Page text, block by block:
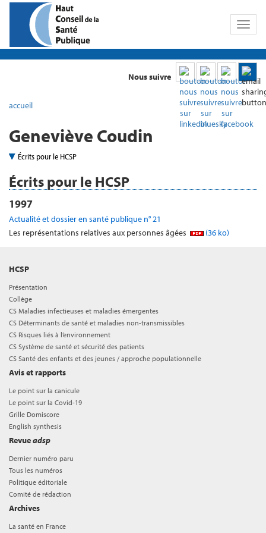
Toggle
Nous suivre
accueil
Geneviève Coudin
Écrits pour le HCSP
Écrits pour le HCSP
1997
Actualité et dossier en santé publique n° 21
Les représentations relatives aux personnes âgées
(36 ko)
HCSP
Présentation
Collège
CS Maladies infectieuses et maladies émergentes
CS Déterminants de santé et maladies non-transmissibles
CS Risques liés à l’environnement
CS Système de santé et sécurité des patients
CS Santé des enfants et des jeunes / approche populationnelle
Avis et rapports
Le point sur la canicule
Le point sur la Covid-19
Grille Domiscore
English synthesis
Revueadsp
Dernier numéro paru
Tous les numéros
Politique éditoriale
Comité de rédaction
Archives
La santé en France